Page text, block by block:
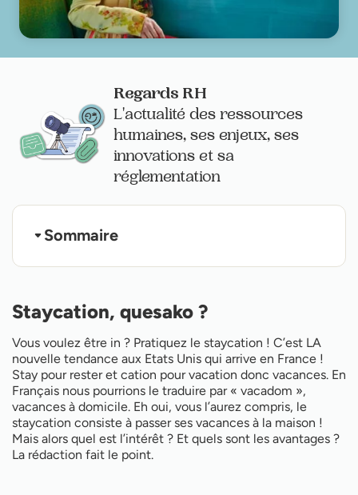
Staycation, quesako ?
Vous voulez être in ? Pratiquez le staycation ! C’est LA
nouvelle tendance aux Etats Unis qui arrive en France !
Stay pour rester et cation pour vacation donc vacances. En
Français nous pourrions le traduire par « vacadom »,
vacances à domicile. Eh oui, vous l’aurez compris, le
staycation consiste à passer ses vacances à la maison !
Mais alors quel est l’intérêt ? Et quels sont les avantages ?
La rédaction fait le point.
Regards RH
L'actualité des ressources
humaines, ses enjeux, ses
innovations et sa
réglementation
Sommaire
Staycation, quesako ?
Attention, le staycation n’est pas sans risques !